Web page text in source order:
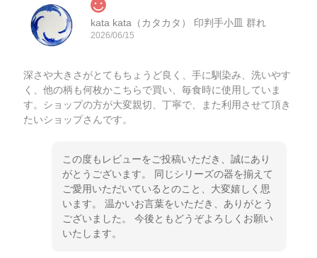
kata kata（カタカタ） 印判手小皿 群れ
2026/06/15
深さや大きさがとてもちょうど良く、手に馴染み、洗いやす
く、他の柄も何枚かこちらで買い、毎食時に使用していま
す。ショップの方が大変親切、丁寧で、また利用させて頂き
たいショップさんです。
この度もレビューをご投稿いただき、誠にあり
がとうございます。 同じシリーズの器を揃えて
ご愛用いただいているとのこと、大変嬉しく思
います。 温かいお言葉をいただき、ありがとう
ございました。 今後ともどうぞよろしくお願い
いたします。